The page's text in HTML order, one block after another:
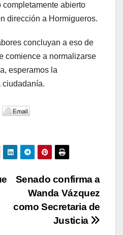
abierto
dirección a Hormigueros.
concluyan a eso de
comience a normalizarse
esperamos la
ciudadanía.
Senado confirma a
Wanda Vázquez
como Secretaria de
Justicia